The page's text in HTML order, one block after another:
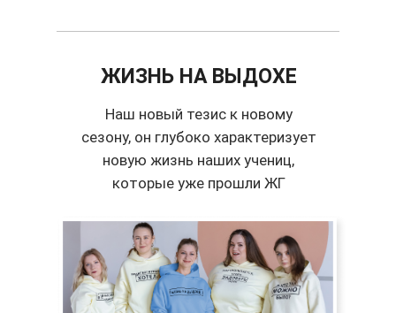
ЖИЗНЬ НА ВЫДОХЕ
Наш новый тезис к новому
сезону, он глубоко характеризует
новую жизнь наших учениц,
которые уже прошли ЖГ